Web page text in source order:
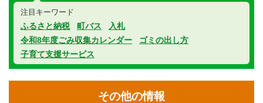
注目キーワード
ふるさと納税 町バス
入札
令和8年度ごみ収集カレンダー
ゴミの出し方
子育て支援サービス
その他の情報